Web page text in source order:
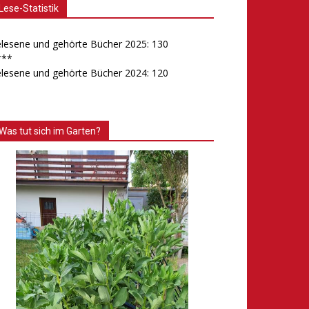
Lese-Statistik
und gehörte Bücher 2025: 130
und gehörte Bücher 2024: 120
tut sich im Garten?